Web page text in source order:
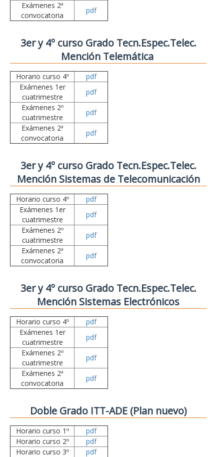
Exámenes 2ª
convocatoria
pdf
3er y 4º curso Grado Tecn.Espec.Telec.
Mención Telemática
Horario curso 4º
pdf
Exámenes 1er
cuatrimestre
pdf
Exámenes 2º
cuatrimestre
pdf
Exámenes 2ª
convocatoria
pdf
3er y 4º curso Grado Tecn.Espec.Telec.
Mención Sistemas de Telecomunicación
Horario curso 4º
pdf
Exámenes 1er
cuatrimestre
pdf
Exámenes 2º
cuatrimestre
pdf
Exámenes 2ª
convocatoria
pdf
3er y 4º curso Grado Tecn.Espec.Telec.
Mención Sistemas Electrónicos
Horario curso 4º
pdf
Exámenes 1er
cuatrimestre
pdf
Exámenes 2º
cuatrimestre
pdf
Exámenes 2ª
convocatoria
pdf
Doble Grado ITT-ADE (Plan nuevo)
Horario curso 1º
pdf
Horario curso 2º
pdf
Horario curso 3º
pdf